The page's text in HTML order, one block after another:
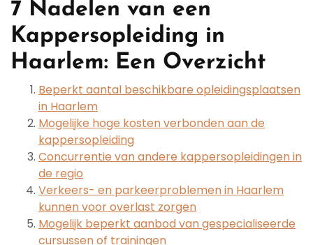
7 Nadelen van een
Kappersopleiding in
Haarlem: Een Overzicht
Beperkt aantal beschikbare opleidingsplaatsen
in Haarlem
Mogelijke hoge kosten verbonden aan de
kappersopleiding
Concurrentie van andere kappersopleidingen in
de regio
Verkeers- en parkeerproblemen in Haarlem
kunnen voor overlast zorgen
Mogelijk beperkt aanbod van gespecialiseerde
cursussen of trainingen